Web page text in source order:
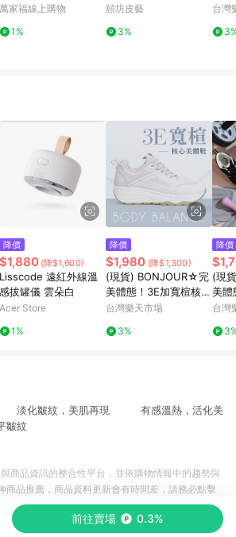
(多色)藍
萬家福線上購物
1%
頤坊皮藝
3%
器
台灣
降價
$1,880 (降$1,600)
Lisscode 遠紅外線溫
感拔罐儀 雲朵白
Acer Store
1%
降價
$1,980 (降$1,300)
(現貨) BONJOUR☆完
美體態！3E加寬楦核心
美體機能鞋【B0622】
推
台灣樂天市場
3%
降價
(現
美體
機
台灣
淡化皺紋，美肌再現 有感溫熱，活化美
紋
前往賣場 0.3%
商品資訊的整合性平台，並依購物情報中的趨勢與
商品推薦，商品資料更新會有時間差，請務必點擊
認現售價與購物條件，一切資訊以合作廠商網頁為